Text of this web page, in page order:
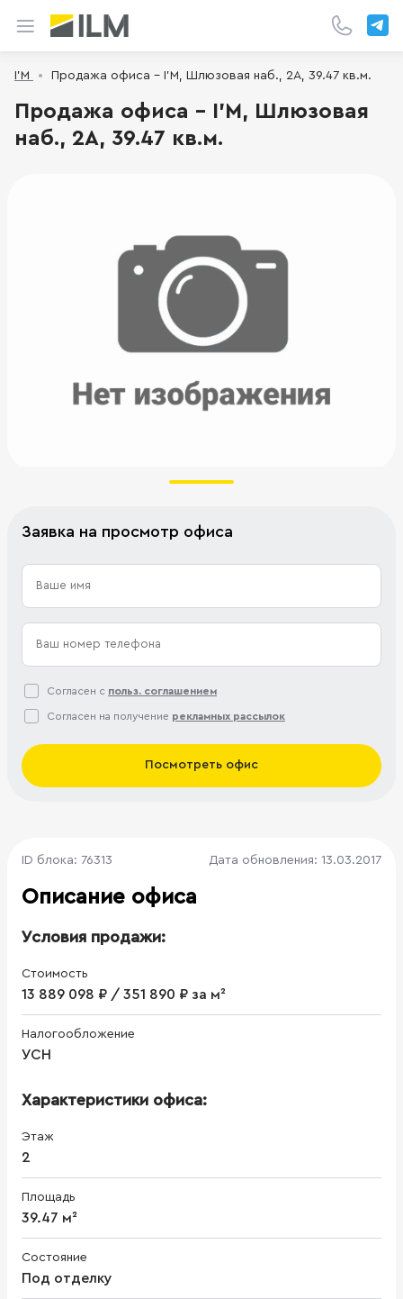
I’M Продажа офиса - I’M, Шлюзовая наб., 2А, 39.47 кв.м.
Продажа офиса - I’M, Шлюзовая
наб., 2А, 39.47 кв.м.
Заявка на просмотр офиса
Согласен с польз. соглашением
Согласен на получение рекламных рассылок
Посмотреть офис
ID блока: 76313 Дата обновления: 13.03.2017
Описание офиса
Условия продажи:
Стоимость
13 889 098 ₽ / 351 890 ₽ за м²
Налогообложение
УСН
Характеристики офиса:
Этаж
2
Площадь
39.47 м²
Состояние
Под отделку